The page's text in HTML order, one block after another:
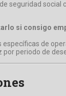
seguridad social
si consigo
específicas de
por periodo de